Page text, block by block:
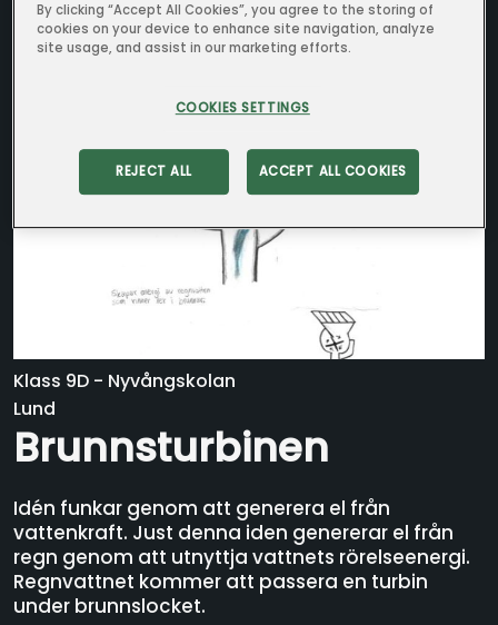
Klass 9D - Nyvångskolan
Lund
Brunnsturbinen
Idén funkar genom att generera el från
vattenkraft. Just denna iden genererar el från
regn genom att utnyttja vattnets rörelseenergi.
Regnvattnet kommer att passera en turbin
under brunnslocket.
By clicking “Accept All Cookies”, you agree to the storing of
cookies on your device to enhance site navigation, analyze
site usage, and assist in our marketing efforts.
COOKIES SETTINGS
REJECT ALL ACCEPT ALL COOKIES